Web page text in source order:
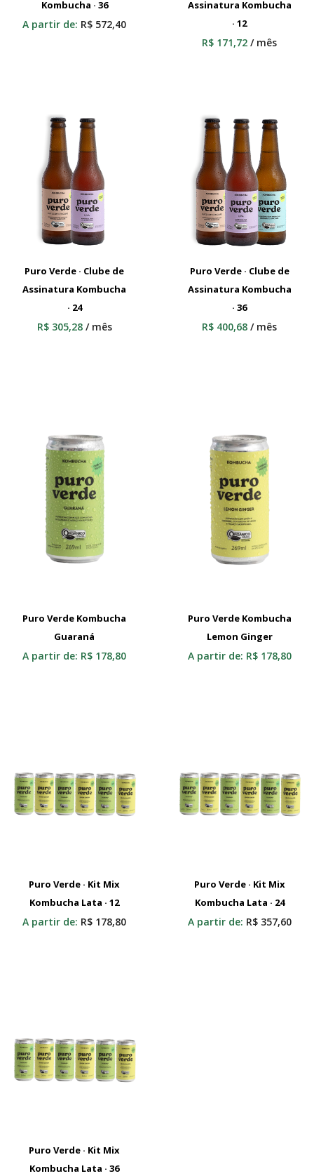
Adicionar Ao Carrinho
Kombucha · 36
A partir de: R$ 572,40
Adicionar Ao Carrinho
Assinatura Kombucha
· 12
R$ 171,72 / mês
Adicionar Ao Carrinho
Puro Verde · Clube de
Assinatura Kombucha
· 24
R$305,28 / mês
Adicionar Ao Carrinho
Puro Verde · Clube de
Assinatura Kombucha
· 36
R$ 400,68 / mês
Selecionar
Puro Verde Kombucha
Guaraná
A partir de: R$ 178,80
Selecionar
Puro Verde Kombucha
Lemon Ginger
A partir de: R$178,80
Adicionar Ao Carrinho
Puro Verde · Kit Mix
Kombucha Lata · 12
A partir de: R$ 178,80
Adicionar Ao Carrinho
Puro Verde · Kit Mix
Kombucha Lata · 24
A partir de: R$357,60
Adicionar Ao Carrinho
Puro Verde · Kit Mix
Kombucha Lata · 36